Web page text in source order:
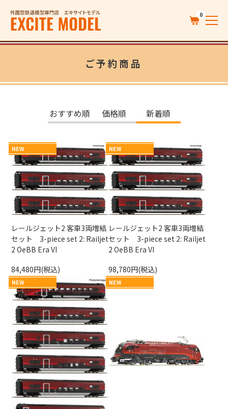
0
ご予約商品
おすすめ順 価格順 新着順
NEW
レールジェット2 客車3両増結
セット 3-piece set 2: Railjet
2 OeBB Era VI
84,480円(税込)
NEW
レールジェット2 客車3両増結
セット 3-piece set 2: Railjet
2 OeBB Era VI
98,780円(税込)
NEW NEW